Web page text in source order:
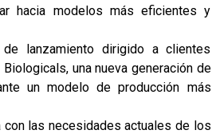
hacia modelos más eficientes y
lanzamiento dirigido a clientes
una nueva generación de
un modelo de producción más
con las necesidades actuales de los